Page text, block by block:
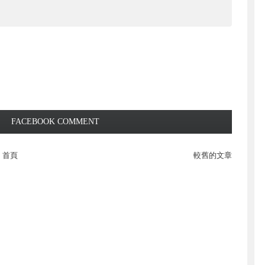
FACEBOOK COMMENT
較舊的文章
首頁